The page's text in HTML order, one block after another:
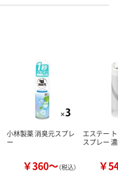
小林製薬 消臭元スプレ
ー
￥360～（税込）
エステー
スプレー
￥